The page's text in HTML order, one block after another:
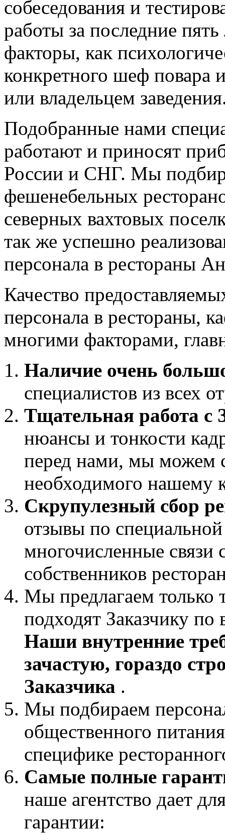
собеседования и
работы за последние
факторы, как
конкретного шеф повара
или владельцем
Подобранные нами
работают и приносят
России и СНГ. Мы
фешенебельных
северных вахтовых
так же успешно
персонала в рестораны
Качество
персонала в рестораны,
многими факторами,
Наличие очень
специалистов из всех
Тщательная работа с
нюансы и тонкости
перед нами, мы можем
необходимого нашему
Скрупулезный сбор
отзывы по
многочисленные связи
собственников
Мы предлагаем только
подходят Заказчику
Наши внутренние
зачастую, гораздо
Заказчика .
Мы подбираем
общественного
специфике
Самые полные
наше агентство дает
гарантии: